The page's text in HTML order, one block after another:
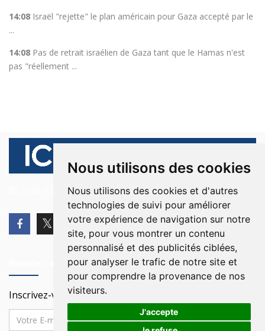
Nous utilisons des cookies
Nous utilisons des cookies et d'autres
technologies de suivi pour améliorer
votre expérience de navigation sur notre
site, pour vous montrer un contenu
personnalisé et des publicités ciblées,
pour analyser le trafic de notre site et
pour comprendre la provenance de nos
visiteurs.
J'accepte
14:08 Israël "rejette" le plan américain pour Gaza accepté par le
...
14:08 Pas de retrait israélien de Gaza tant que le Hamas n'est
pas "réellement ...
© 2026 Ici Beyrouth. Tous les droits sont réservés.
Inscrivez-vous à notre Newsletter